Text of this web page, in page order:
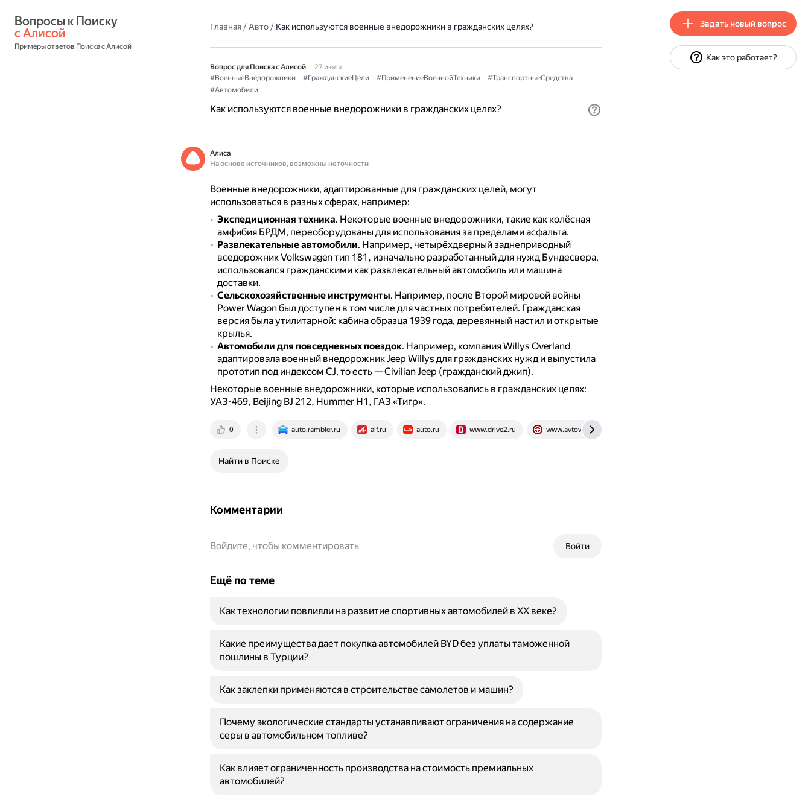
с Алисой
Примеры ответов Поиска с Алисой
Главная/Авто/ Как используются военные внедорожники в гражданских целях?
Вопрос для Поиска с Алисой
27 июля
#ВоенныеВнедорожники
#ГражданскиеЦели #ПрименениеВоеннойТехники
#ТранспортныеСредства
#Автомобили
Как используются военные внедорожники в гражданских целях?
Алиса
На основе источников, возможны неточности
Военные внедорожники, адаптированные для гражданских целей, могут
использоваться в разных сферах, например:
Экспедиционная техника. Некоторые военные внедорожники, такие как колёсная
амфибия БРДМ, переоборудованы для использования за пределами асфальта.
Развлекательные автомобили. Например, четырёхдверный заднеприводный
вседорожник Volkswagen тип 181, изначально разработанный для нужд Бундесвера,
использовался гражданскими как развлекательный автомобиль или машина
доставки.
Сельскохозяйственные инструменты. Например, после Второй мировой войны
Power Wagon был доступен в том числе для частных потребителей. Гражданская
версия была утилитарной: кабина образца 1939 года, деревянный настил и открытые
крылья.
Автомобили для повседневных поездок. Например, компания Willys Overland
адаптировала военный внедорожник Jeep Willys для гражданских нужд и выпустила
прототип под индексом CJ, то есть — Civilian Jeep (гражданский джип).
Некоторые военные внедорожники, которые использовались в гражданских целях:
УАЗ-469, Beijing BJ 212, Hummer H1, ГАЗ «Тигр».
0 auto.rambler.ru aif.ru auto.ru www.drive2.ru www.avtovzglyad.ru
Найти в Поиске
Комментарии
Войти
Войдите, чтобы комментировать
Ещё по теме
Как технологии повлияли на развитие спортивных автомобилей в XX веке?
Какие преимущества дает покупка автомобилей BYD без уплаты таможенной
пошлины в Турции?
Как заклепки применяются в строительстве самолетов и машин?
Почему экологические стандарты устанавливают ограничения на содержание
серы в автомобильном топливе?
Как влияет ограниченность производства на стоимость премиальных
автомобилей?
Задать новый вопрос
Как это работает?